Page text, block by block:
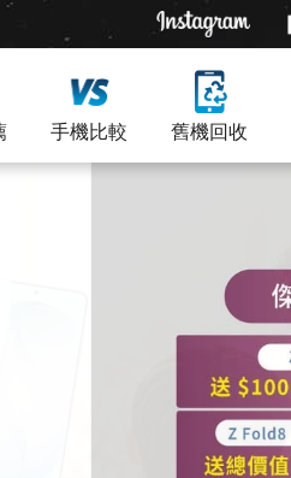
手機比較 舊機回收